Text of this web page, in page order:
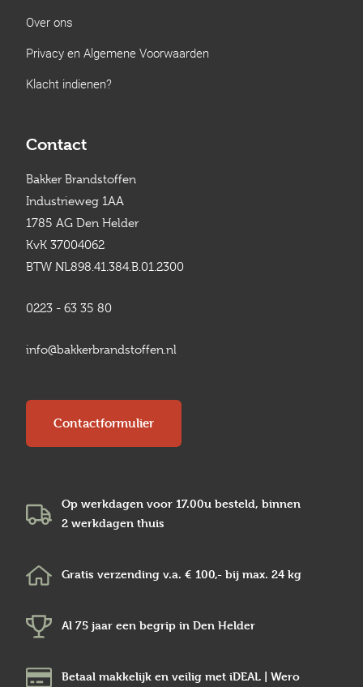
Over ons
Privacy en Algemene Voorwaarden
Klacht indienen?
Contact
Bakker Brandstoffen
Industrieweg 1AA
1785 AG Den Helder
KvK 37004062
BTW NL898.41.384.B.01.2300
0223 - 63 35 80
info@bakkerbrandstoffen.nl
Contactformulier
Op werkdagen voor 17.00u besteld, binnen
2 werkdagen thuis
Gratis verzending v.a. € 100,- bij max. 24 kg
Al 75 jaar een begrip in Den Helder
Betaal makkelijk en veilig met iDEAL | Wero